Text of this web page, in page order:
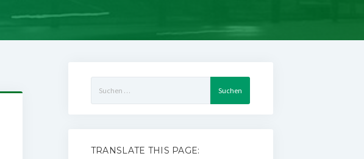
nach:
TRANSLATE THIS PAGE: